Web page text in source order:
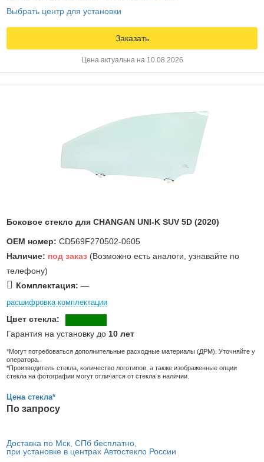
Выбрать центр для установки
Заказать
Цена актуальна на 10.08.2026
Боковое стекло для CHANGAN UNI-K SUV 5D (2020)
OEM номер: CD569F270502-0605
Наличие: под заказ (Возможно есть аналоги, узнавайте по
телефону)
Комплектация: —
расшифровка комплектации
Цвет стекла:
Гарантия на установку до 10 лет
*Могут потребоваться дополнительные расходные материалы (ДРМ). Уточняйте у
оператора.
*Производитель стекла, количество логотипов, а также изображенные опции
стекла на фотографии могут отличатся от стекла в наличии.
Цена стекла*
По запросу
Доставка по Мск, СПб бесплатно,
при установке в центрах Автостекло России